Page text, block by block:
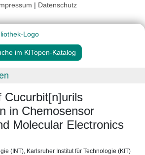
| Datenschutz
im KITopen-Katalog
Cucurbit[n]urils
in Chemosensor
Molecular Electronics
(INT), Karlsruher Institut für Technologie (KIT)